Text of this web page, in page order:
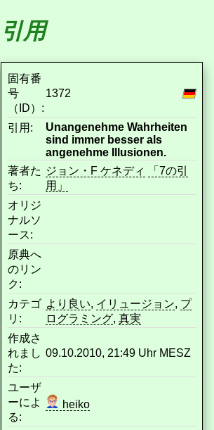
引用
固有番
号
（ID）:
1372
引用:
Unangenehme Wahrheiten
sind immer besser als
angenehme Illusionen.
著者た
ち:
ジョン・F ケネディ
「7の引
用」
オリジ
ナルソ
ース:
原典へ
のリン
ク:
カテゴ
リ:
より良い, イリュージョン, プ
ログラミング, 真実
作成さ
れまし
た:
09.10.2010, 21:49 Uhr MESZ
ユーザ
ーによ
る:
heiko